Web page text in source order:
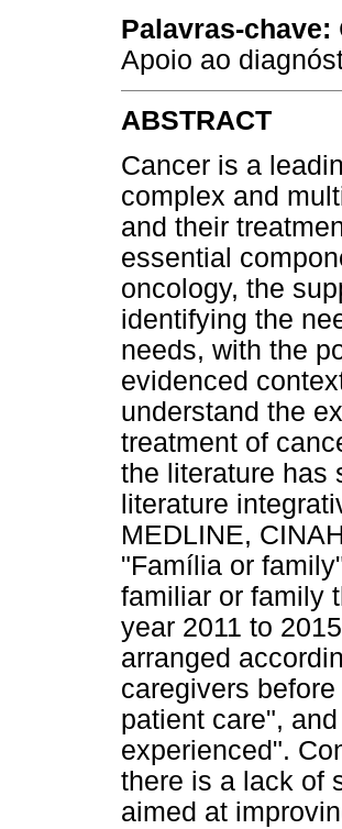
Palavras-chave:
Apoio ao
ABSTRACT
Cancer is a
complex and
and their
essential
oncology, the
identifying the
needs, with the
evidenced
understand the
treatment of
the literature has
literature
MEDLINE,
"Família or
familiar or family
year 2011 to
arranged
caregivers
patient care",
experienced".
there is a lack of
aimed at